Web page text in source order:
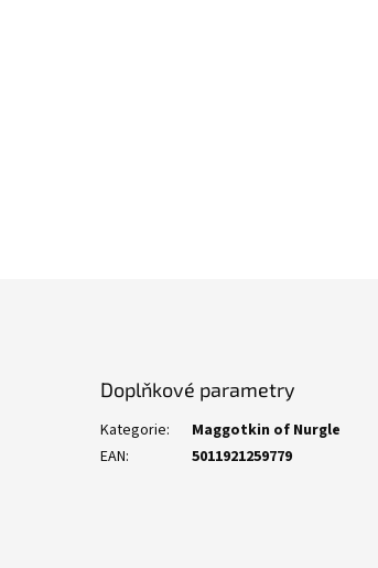
Doplňkové parametry
Kategorie:
Maggotkin of Nurgle
EAN: 5011921259779